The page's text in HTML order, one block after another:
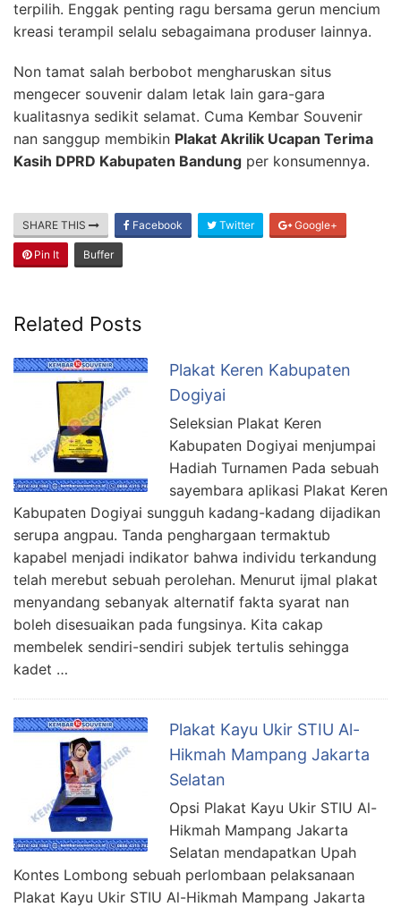
terpilih. Enggak penting ragu bersama gerun mencium
kreasi terampil selalu sebagaimana produser lainnya.
Non tamat salah berbobot mengharuskan situs
mengecer souvenir dalam letak lain gara-gara
kualitasnya sedikit selamat. Cuma Kembar Souvenir
nan sanggup membikin Plakat Akrilik Ucapan Terima
Kasih DPRD Kabupaten Bandung per konsumennya.
SHARE THIS Facebook Twitter Google+
Pin It Buffer
Related Posts
Plakat Keren Kabupaten
Dogiyai
Seleksian Plakat Keren
Kabupaten Dogiyai menjumpai
Hadiah Turnamen Pada sebuah
sayembara aplikasi Plakat Keren
Kabupaten Dogiyai sungguh kadang-kadang dijadikan
serupa angpau. Tanda penghargaan termaktub
kapabel menjadi indikator bahwa individu terkandung
telah merebut sebuah perolehan. Menurut ijmal plakat
menyandang sebanyak alternatif fakta syarat nan
boleh disesuaikan pada fungsinya. Kita cakap
membelek sendiri-sendiri subjek tertulis sehingga
kadet …
Plakat Kayu Ukir STIU Al-
Hikmah Mampang Jakarta
Selatan
Opsi Plakat Kayu Ukir STIU Al-
Hikmah Mampang Jakarta
Selatan mendapatkan Upah
Kontes Lombong sebuah perlombaan pelaksanaan
Plakat Kayu Ukir STIU Al-Hikmah Mampang Jakarta